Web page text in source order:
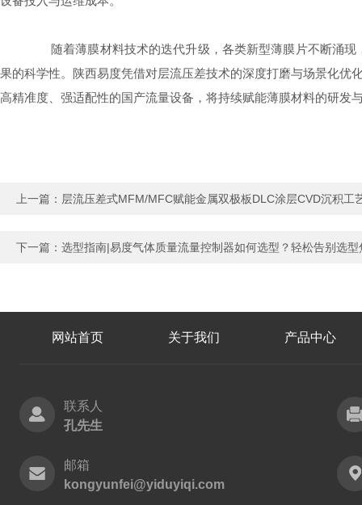
随着薄膜材料技术的迭代升级，各类新型薄膜片不断涌现
果的科学性。陕西易度凭借对层流压差技术的深度打磨与场景化
高精准度、强适配性的国产流量设备，将持续赋能薄膜材料的研发
上一篇： 层流压差式MFM/MFC赋能金属双极板DLC涂层CVD沉积工
下一篇： 选型指南|易度气体质量流量控制器如何选型？轻松告别选型
网站首页 关于我们 产品中心
联系人
孔先生
邮箱
kongyunfei@yiduyiqi.com